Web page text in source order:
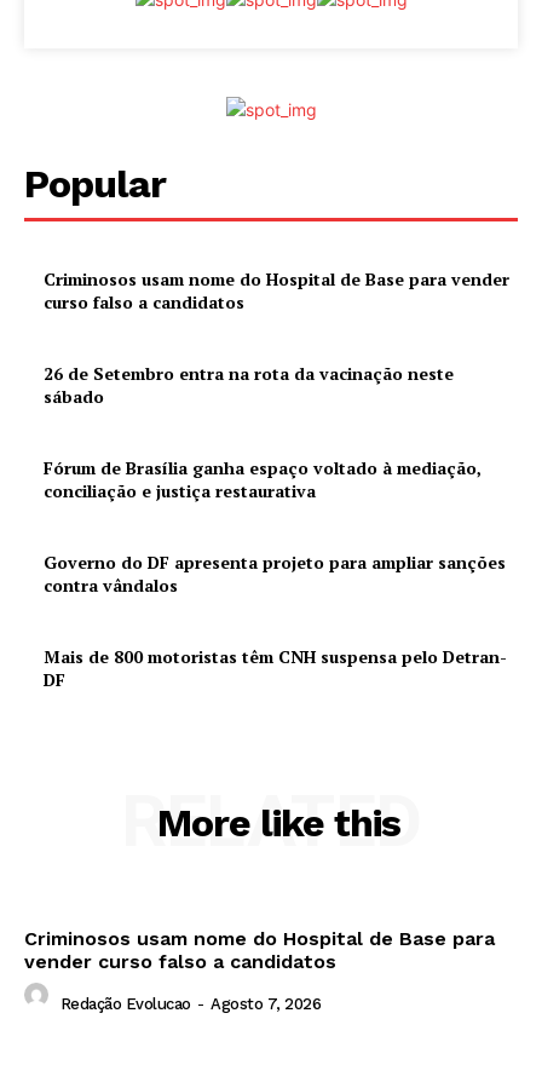
Popular
Criminosos usam nome do Hospital de Base para vender
curso falso a candidatos
26 de Setembro entra na rota da vacinação neste
sábado
Fórum de Brasília ganha espaço voltado à mediação,
conciliação e justiça restaurativa
Governo do DF apresenta projeto para ampliar sanções
contra vândalos
Mais de 800 motoristas têm CNH suspensa pelo Detran-
DF
More like this
RELATED
Criminosos usam nome do Hospital de Base para
vender curso falso a candidatos
Redação Evolucao - Agosto 7, 2026